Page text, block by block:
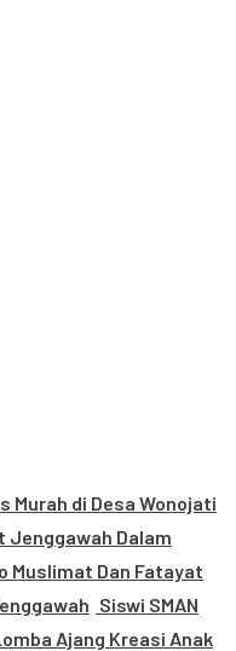
Murah di Desa Wonojati
Jenggawah Dalam
Muslimat Dan Fatayat
Siswi SMAN
Ajang Kreasi Anak